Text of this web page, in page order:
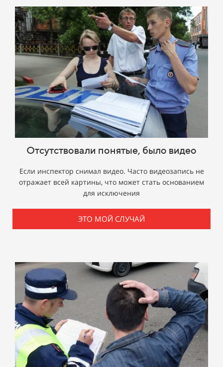
Отсутствовали понятые, было видео
Если инспектор снимал видео. Часто видеозапись не
отражает всей картины, что может стать основанием
для исключения
ЭТО МОЙ СЛУЧАЙ